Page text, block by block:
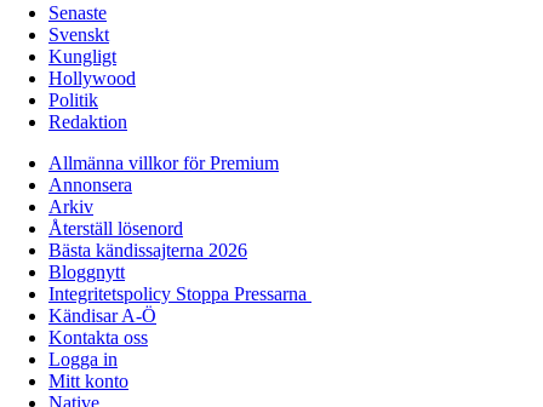
Senaste
Svenskt
Kungligt
Hollywood
Politik
Redaktion
Allmänna villkor för Premium
Annonsera
Arkiv
Återställ lösenord
Bästa kändissajterna 2026
Bloggnytt
Integritetspolicy Stoppa Pressarna
Kändisar A-Ö
Kontakta oss
Logga in
Mitt konto
Native